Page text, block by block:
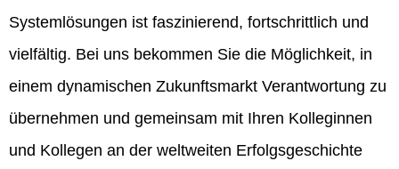
Systemlösungen ist faszinierend, fortschrittlich und
vielfältig. Bei uns bekommen Sie die Möglichkeit, in
einem dynamischen Zukunftsmarkt Verantwortung zu
übernehmen und gemeinsam mit Ihren Kolleginnen
und Kollegen an der weltweiten Erfolgsgeschichte